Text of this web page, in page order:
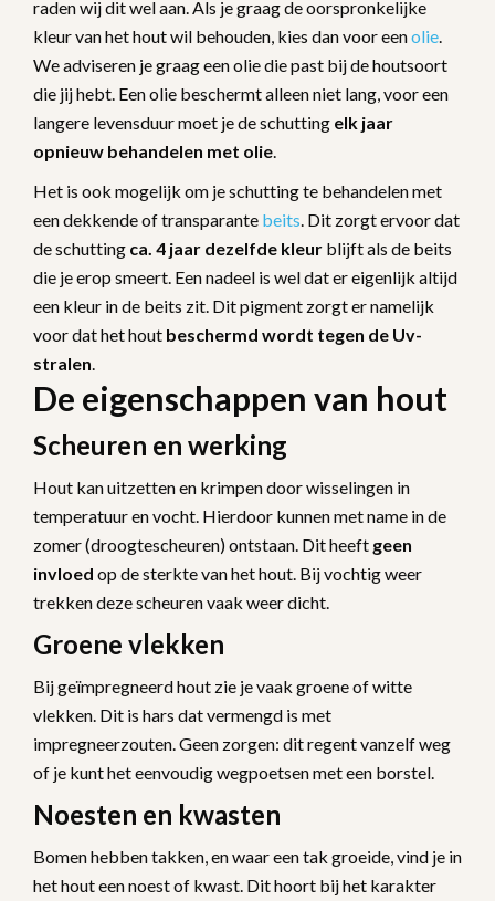
raden wij dit wel aan. Als je graag de oorspronkelijke
kleur van het hout wil behouden, kies dan voor eenolie
We adviseren je graag een olie die past bij de houtsoort
die jij hebt. Een olie beschermt alleen niet lang, voor een
langere levensduur moet je de schutting elk jaar
opnieuw behandelen met olie
Het is ook mogelijk om je schutting te behandelen met
een dekkende of transparante beits . Dit zorgt ervoor dat
de schutting ca. 4 jaar dezelfde kleur blijft als de beits
die je erop smeert. Een nadeel is wel dat er eigenlijk altijd
een kleur in de beits zit. Dit pigment zorgt er namelijk
voor dat het hout beschermd wordt tegen de Uv-
stralen
De eigenschappen van hout
Scheuren en werking
Hout kan uitzetten en krimpen door wisselingen in
temperatuur en vocht. Hierdoor kunnen met name in de
zomer (droogtescheuren) ontstaan. Dit heeft geen
invloed op de sterkte van het hout. Bij vochtig weer
trekken deze scheuren vaak weer dicht.
Groene vlekken
Bij geïmpregneerd hout zie je vaak groene of witte
vlekken. Dit is hars dat vermengd is met
impregneerzouten. Geen zorgen: dit regent vanzelf weg
of je kunt het eenvoudig wegpoetsen met een borstel.
Noesten en kwasten
Bomen hebben takken, en waar een tak groeide, vind je in
het hout een noest of kwast. Dit hoort bij het karakter